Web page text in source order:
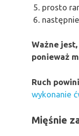
prosto
Ważne
ponieważ
Ruch
wykonanie
Mięśnie